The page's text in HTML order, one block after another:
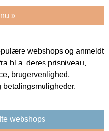
»
webshops og anmeldt
bl.a. deres prisniveau,
brugervenlighed,
betalingsmuligheder.
webshops